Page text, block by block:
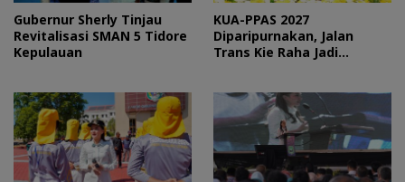
Gubernur Sherly Tinjau
Revitalisasi SMAN 5 Tidore
Kepulauan
KUA-PPAS 2027
Diparipurnakan, Jalan
Trans Kie Raha Jadi